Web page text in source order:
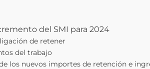
del SMI para 2024
de retener
del trabajo
los nuevos importes de retención e